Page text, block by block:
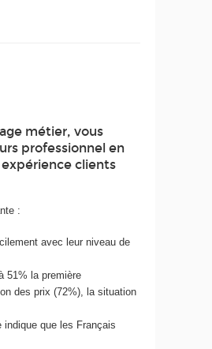
métier, vous
professionnel en
clients
:
avec leur niveau de
51% la première
des prix (72%), la situation
que les Français